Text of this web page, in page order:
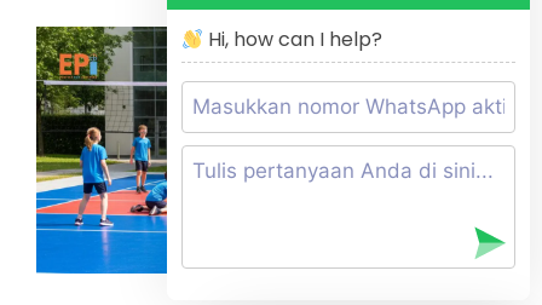
Hi, how can I help?